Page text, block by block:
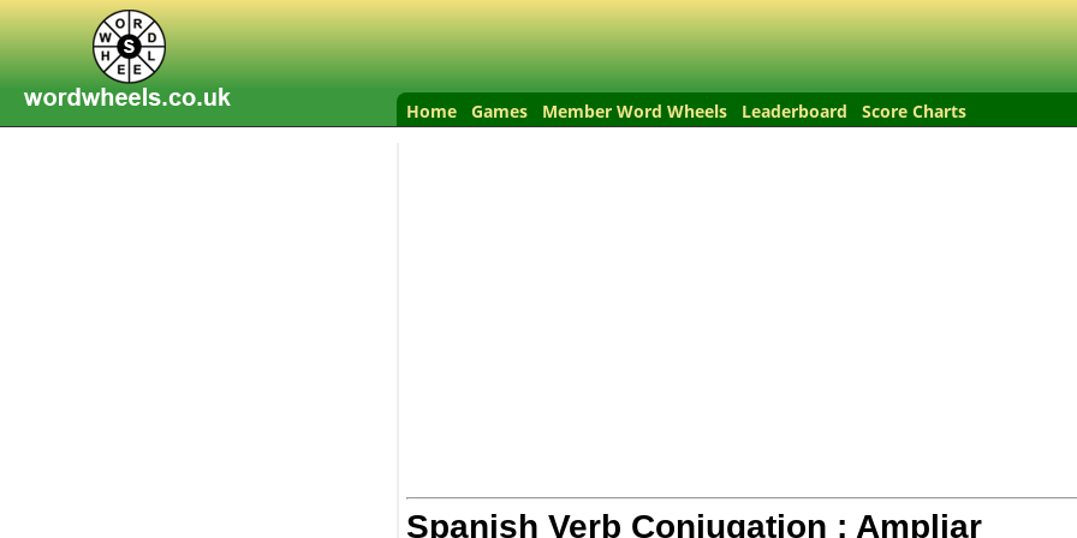
Home Games Member Word Wheels Leaderboard Score Charts
Spanish Verb Conjugation : Ampliar